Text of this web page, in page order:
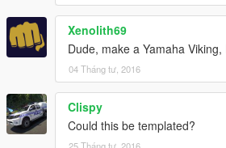
Xenolith69
Dude, make a Yamaha
04 Tháng tư, 2016
Clispy
Could this be templated?